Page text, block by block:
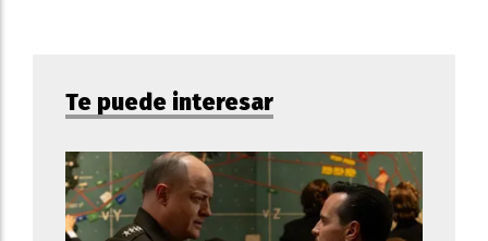
Te puede interesar